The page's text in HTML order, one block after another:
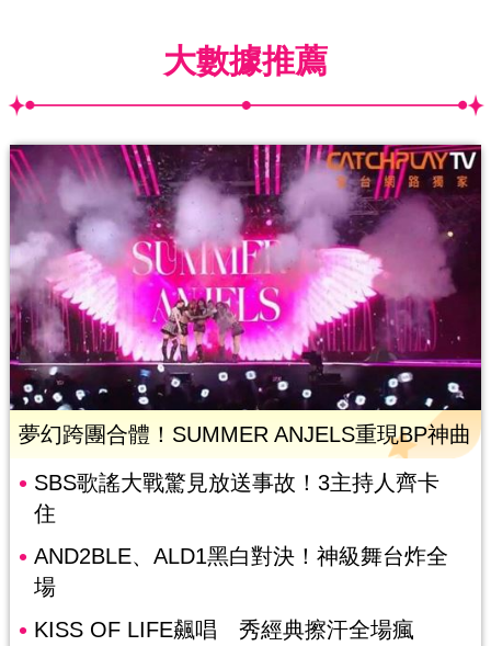
大數據推薦
夢幻跨團合體！SUMMER ANJELS重現BP神曲
SBS歌謠大戰驚見放送事故！3主持人齊卡
住
AND2BLE、ALD1黑白對決！神級舞台炸全
場
KISS OF LIFE飆唱 秀經典擦汗全場瘋